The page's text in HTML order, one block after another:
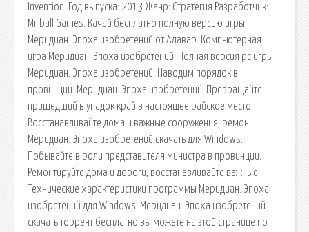
Invention. Год выпуска: 2013 Жанр: Стратегия Разработчик:
Mirball Games. Качай бесплатно полную версию игры
Меридиан. Эпоха изобретений от Алавар. Компьютерная
игра Меридиан. Эпоха изобретений. Полная версия pc игры
Меридиан. Эпоха изобретений: Наводим порядок в
провинции. Меридиан. Эпоха изобретений: Превращайте
пришедший в упадок край в настоящее райское место.
Восстанавливайте дома и важные сооружения, ремон.
Меридиан. Эпоха изобретений скачать для Windows.
Побывайте в роли представителя министра в провинции.
Ремонтируйте дома и дороги, восстанавливайте важные.
Технические характеристики программы Меридиан. Эпоха
изобретений для Windows. Меридиан. Эпоха изобретений
скачать торрент бесплатно вы можете на этой странице по